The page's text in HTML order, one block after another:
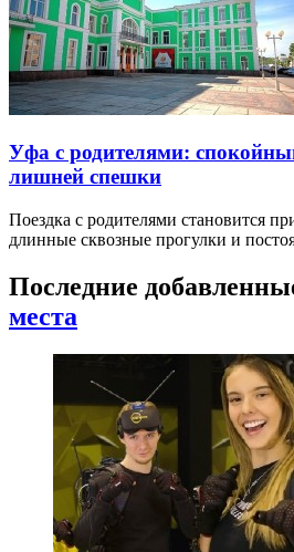
Уфа с родителями:
лишней спешки
Поездка с родителями становится
длинные сквозные прогулки и
Последние
места